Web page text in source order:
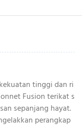
tinggi dan ri
Fusion terikat s
sepanjang hayat.
perangkap